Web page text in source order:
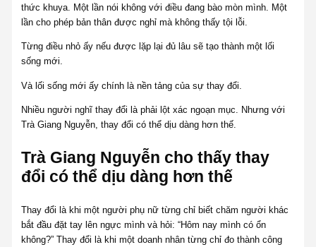
thức khuya. Một lần nói không với điều đang bào mòn mình. Một
lần cho phép bản thân được nghỉ mà không thấy tội lỗi.
Từng điều nhỏ ấy nếu được lặp lại đủ lâu sẽ tạo thành một lối
sống mới.
Và lối sống mới ấy chính là nền tảng của sự thay đổi.
Nhiều người nghĩ thay đổi là phải lột xác ngoạn mục. Nhưng với
Trà Giang Nguyễn, thay đổi có thể dịu dàng hơn thế.
Trà Giang Nguyễn cho thấy thay
đổi có thể dịu dàng hơn thế
Thay đổi là khi một người phụ nữ từng chỉ biết chăm người khác
bắt đầu đặt tay lên ngực mình và hỏi: “Hôm nay mình có ổn
không?” Thay đổi là khi một doanh nhân từng chỉ đo thành công